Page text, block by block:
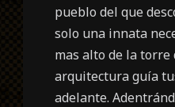
pueblo del que
solo una innata
mas alto de la torre
arquitectura guía
adelante.